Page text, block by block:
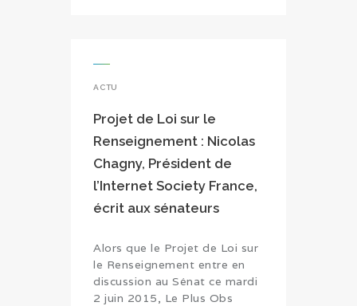
ACTU
Projet de Loi sur le
Renseignement : Nicolas
Chagny, Président de
l’Internet Society France,
écrit aux sénateurs
Alors que le Projet de Loi sur
le Renseignement entre en
discussion au Sénat ce mardi
2 juin 2015, Le Plus Obs